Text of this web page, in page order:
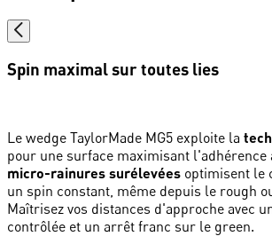
Spin maximal sur toutes lies
Le wedge TaylorMade MG5 exploite la
pour une surface maximisant l'adhérence
micro-rainures surélevées optimisent le
un spin constant, même depuis le rough
Maîtrisez vos distances d'approche avec
contrôlée et un arrêt franc sur le green.